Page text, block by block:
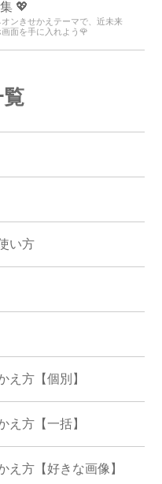
💖
ンきせかえテーマで、近未来
面を手に入れよう🌹
い方
え方【個別】
え方【一括】
え方【好きな画像】